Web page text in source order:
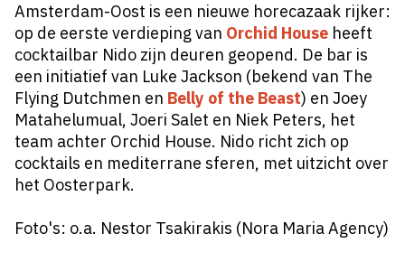
Amsterdam-Oost is een nieuwe horecazaak rijker:
op de eerste verdieping van Orchid House heeft
cocktailbar Nido zijn deuren geopend. De bar is
een initiatief van Luke Jackson (bekend van The
Flying Dutchmen en Belly of the Beast) en Joey
Matahelumual, Joeri Salet en Niek Peters, het
team achter Orchid House. Nido richt zich op
cocktails en mediterrane sferen, met uitzicht over
het Oosterpark.
Foto's: o.a. Nestor Tsakirakis (Nora Maria Agency)